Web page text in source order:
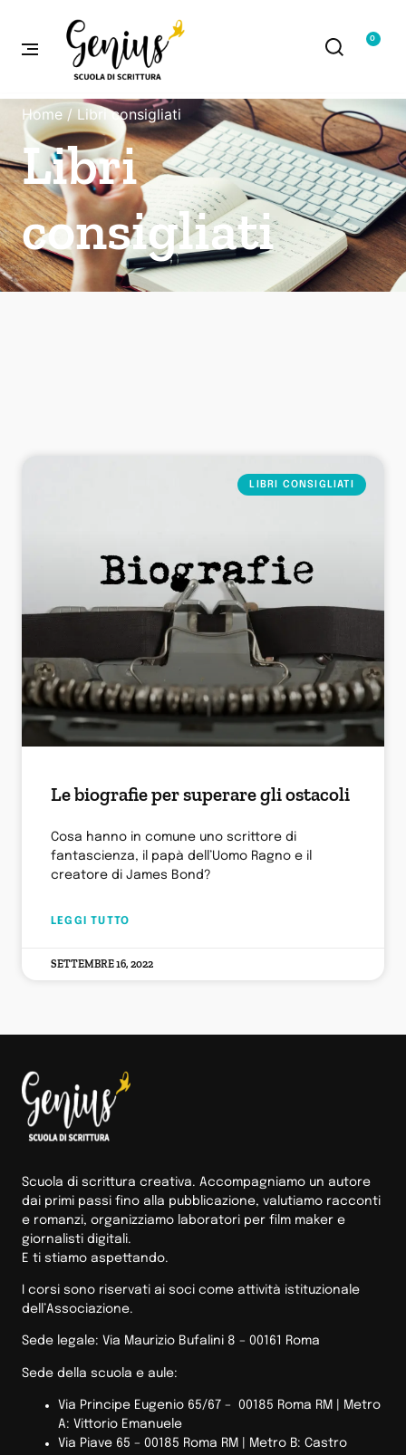
0
Home/ Libri consigliati
Libri
consigliati
LIBRI CONSIGLIATI
Le biografie per superare gli ostacoli
Cosa hanno in comune uno scrittore di
fantascienza, il papà dell’Uomo Ragno e il
creatore di James Bond?
LEGGI TUTTO
SETTEMBRE 16, 2022
Scuola di scrittura creativa. Accompagniamo un autore
dai primi passi fino alla pubblicazione, valutiamo racconti
e romanzi, organizziamo laboratori per film maker e
giornalisti digitali.
E ti stiamo aspettando.
I corsi sono riservati ai soci come attività istituzionale
dell’Associazione.
Sede legale: Via Maurizio Bufalini 8 – 00161 Roma
Sede della scuola e aule:
Via Principe Eugenio 65/67 – 00185 Roma RM |
Metro
A: Vittorio Emanuele
Via Piave 65 – 00185 Roma RM | Metro B: Castro